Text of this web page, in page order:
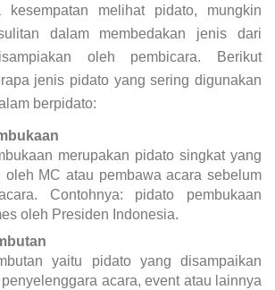
kesempatan melihat pidato, mungkin
dalam membedakan jenis dari
oleh pembicara. Berikut
jenis pidato yang sering digunakan
berpidato:
merupakan pidato singkat yang
oleh MC atau pembawa acara sebelum
Contohnya: pidato pembukaan
oleh Presiden Indonesia.
yaitu pidato yang disampaikan
acara, event atau lainnya